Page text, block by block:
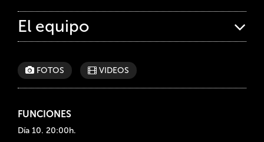
El equipo
FOTOS VIDEOS
FUNCIONES
Día 10. 20:00h.